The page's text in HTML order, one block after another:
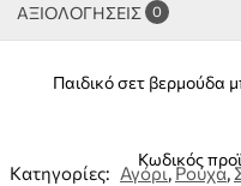
ΑΞΙΟΛΟΓΉΣΕΙΣ 0
Παιδικό σετ βερμούδα
Κωδικός
Κατηγορίες: Αγόρι,Ρούχα,